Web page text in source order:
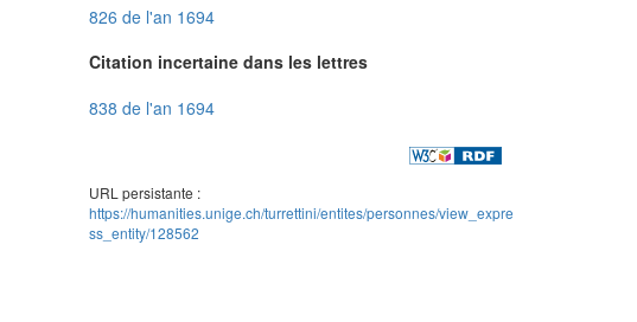
826 de l'an 1694
Citation incertaine dans les lettres
838 de l'an 1694
URL persistante :
https://humanities.unige.ch/turrettini/entites/personnes/view_expre
ss_entity/128562